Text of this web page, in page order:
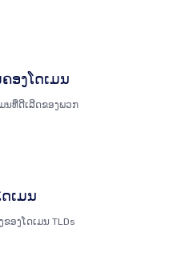
ອງໂດເມນ
ນທີ່ດີເລີດຂອງພວກ
ເມນ
ອງໂດເມນ TLDs